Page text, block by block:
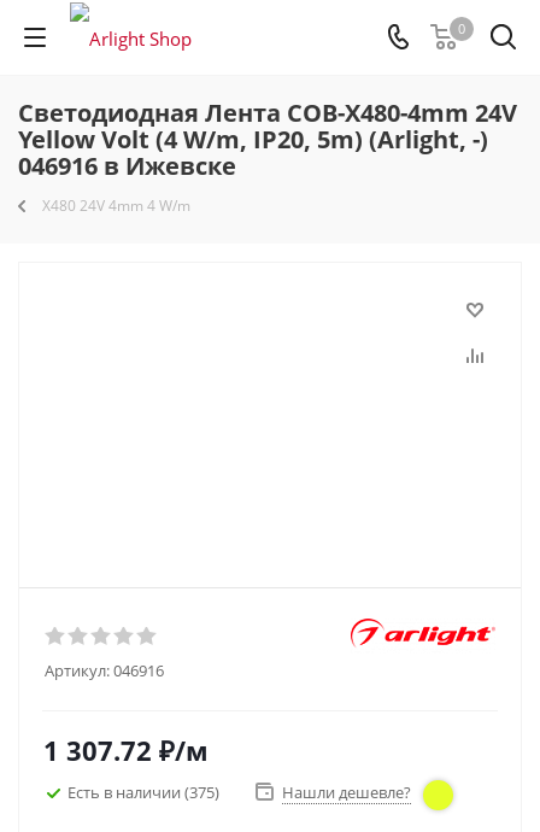
0
Светодиодная Лента COB-X480-4mm 24V
Yellow Volt (4 W/m, IP20, 5m) (Arlight, -)
046916 в Ижевске
X480 24V 4mm 4 W/m
Артикул:046916
1 307.72 ₽/м
Есть в наличии (375) Нашли дешевле?